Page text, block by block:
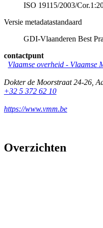
ISO 19115/2003/
Versie metadatastandaard
GDI-Vlaanderen Best
contactpunt
Vlaamse overheid - Vlaamse
Dokter de Moorstraat 24-26
+32 5 372 62 10
https://www.vmm.be
Overzichten